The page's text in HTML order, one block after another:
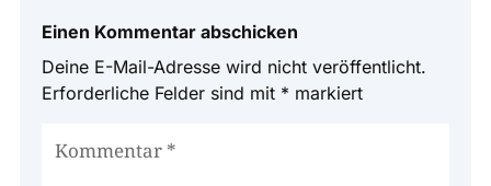
Einen Kommentar abschicken
Deine E-Mail-Adresse wird nicht veröffentlicht.
Erforderliche Felder sind mit * markiert